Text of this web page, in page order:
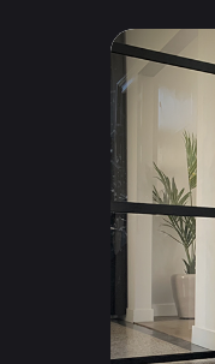
Lees
meer
WHEEL
fietssok